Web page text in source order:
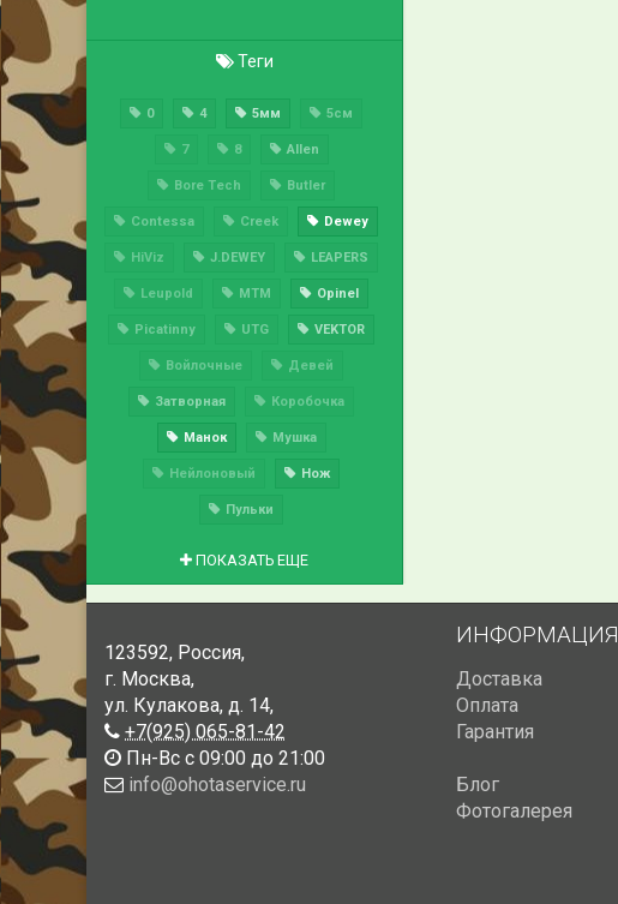
Теги
0 4 5мм 5см
7 8 Allen
Bore Tech Butler
Contessa Creek Dewey
HiViz J.DEWEY LEAPERS
Leupold MTM Opinel
Picatinny UTG VEKTOR
Войлочные Девей
Затворная Коробочка
Манок Мушка
Нейлоновый Нож
Пульки
ПОКАЗАТЬ ЕЩЕ
123592, Россия,
г. Москва,
ул. Кулакова, д. 14,
+7(925) 065-81-42
Пн-Вс с 09:00 до 21:00
info@ohotaservice.ru
ИНФОРМАЦИЯ
Доставка
Оплата
Гарантия
Блог
Фотогалерея